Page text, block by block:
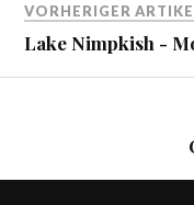
VORHERIGER
Lake Nimpkish -